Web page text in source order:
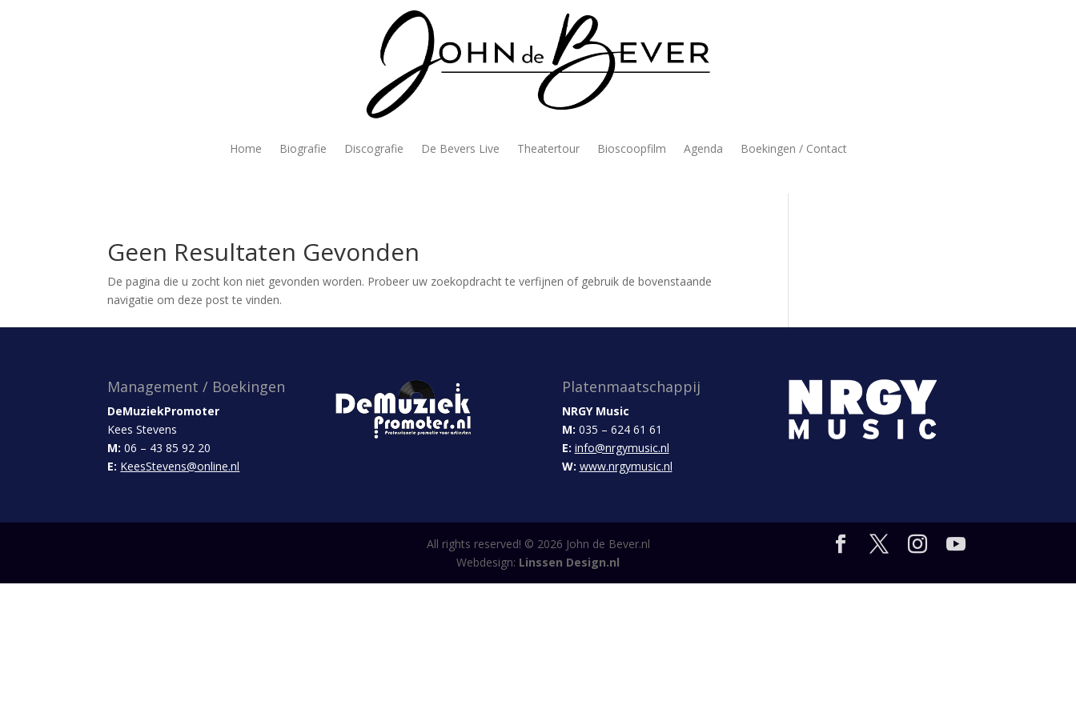
Home Biografie Discografie De Bevers Live Theatertour Bioscoopfilm Agenda Boekingen / Contact
Geen Resultaten Gevonden
De pagina die u zocht kon niet gevonden worden. Probeer uw zoekopdracht te verfijnen of gebruik de bovenstaande
navigatie om deze post te vinden.
Management / Boekingen
DeMuziekPromoter
Kees Stevens
M: 06 – 43 85 92 20
E: KeesStevens@online.nl
Platenmaatschappij
NRGY Music
M: 035 – 624 61 61
E: info@nrgymusic.nl
W: www.nrgymusic.nl
All rights reserved! © 2026 John de Bever.nl
Webdesign: Linssen Design.nl